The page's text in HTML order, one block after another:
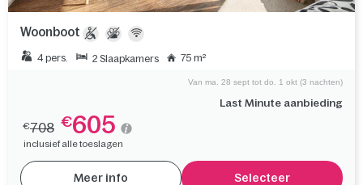
Woonboot
4 pers. 2 Slaapkamers 75 m²
Last Minute aanbieding
Van ma. 28 sept tot do. 1 okt (3 nachten)
€708 €605
inclusief alle toeslagen
Meer info Selecteer